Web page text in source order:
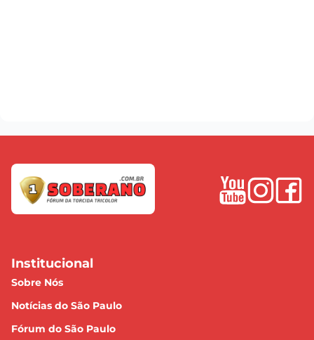
Institucional
Sobre Nós
Notícias do São Paulo
Fórum do São Paulo